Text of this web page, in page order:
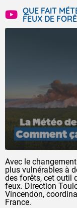
QUE FAIT
FEUX DE
Avec le
plus vulnérables à
des forêts, cet outil
feux. Direction
Vincendon,
France.